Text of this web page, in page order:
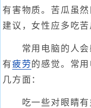
有害物质。苦瓜虽
建议，女性应多吃
常用电脑的人会
有疲劳 的感觉。常
几方面：
吃一些对眼睛有